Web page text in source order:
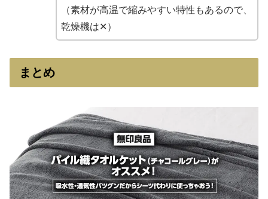
（素材が高温で縮みやすい特性もあるので、
乾燥機は✕）
まとめ